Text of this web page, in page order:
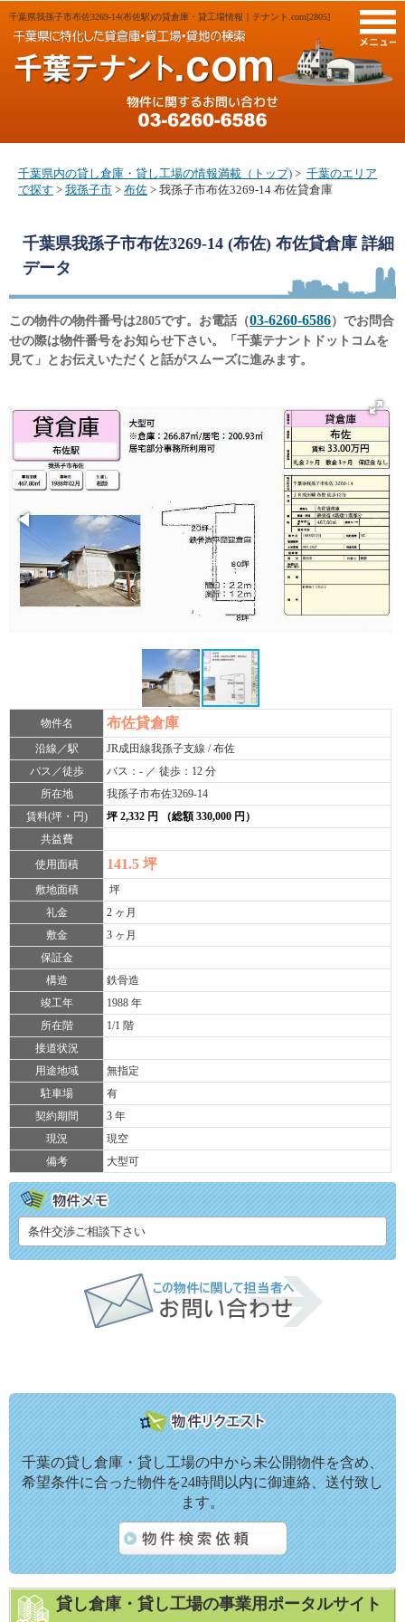
千葉県我孫子市布佐3269-14(布佐駅)の貸倉庫・貸工場情報｜テナント.com[2805]
千葉県内の貸し倉庫・貸し工場の情報満載（トップ) > 千葉のエリア
で探す > 我孫子市 > 布佐 > 我孫子市布佐3269-14 布佐貸倉庫
千葉県我孫子市布佐3269-14 (布佐) 布佐貸倉庫 詳細
データ
この物件の物件番号は2805です。お電話（03-6260-6586）でお問合
せの際は物件番号をお知らせ下さい。「千葉テナントドットコムを
見て」とお伝えいただくと話がスムーズに進みます。
物件名 布佐貸倉庫
沿線／駅
JR成田線我孫子支線 / 布佐
バス／徒歩
バス：- ／ 徒歩：12 分
所在地
我孫子市布佐3269-14
賃料(坪・円)
坪 2,332 円 （総額 330,000 円）
共益費
使用面積
141.5 坪
敷地面積
坪
礼金
2 ヶ月
敷金
3 ヶ月
保証金
構造
鉄骨造
竣工年
1988 年
所在階
1/1 階
接道状況
用途地域
無指定
駐車場
有
契約期間
3 年
現況
現空
備考
大型可
条件交渉ご相談下さい
千葉の貸し倉庫・貸し工場の中から未公開物件を含め、
希望条件に合った物件を24時間以内に御連絡、送付致し
ます。
貸し倉庫・貸し工場の事業用ポータルサイト